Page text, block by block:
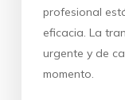
profesional
eficacia. La
urgente y de
momento.